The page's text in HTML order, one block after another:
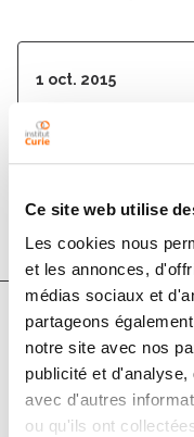
Ce site web utilise
Les cookies nous
et les annonces,
médias sociaux et
partageons
notre site avec nos
publicité et
avec d'autres
ou qu'ils ont
1 oct. 2015
European
(EJSO)
Auteurs
G. Ferron, L. Simon,